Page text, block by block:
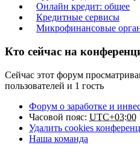
Онлайн кредит: общее
Кредитные сервисы
Микрофинансовые
Кто сейчас на
Сейчас этот форум
пользователей и 1 гость
Форум о заработке и
Часовой пояс: UTC+03:00
Удалить cookies
Наша команда